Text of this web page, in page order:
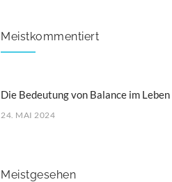
Meistkommentiert
Die Bedeutung von Balance im Leben
24. MAI 2024
Meistgesehen